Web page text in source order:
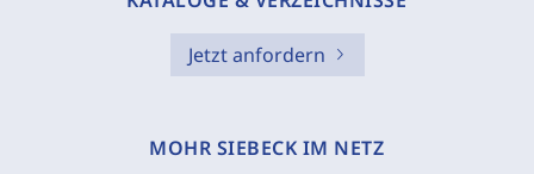
Jetzt anfordern
MOHR SIEBECK IM NETZ